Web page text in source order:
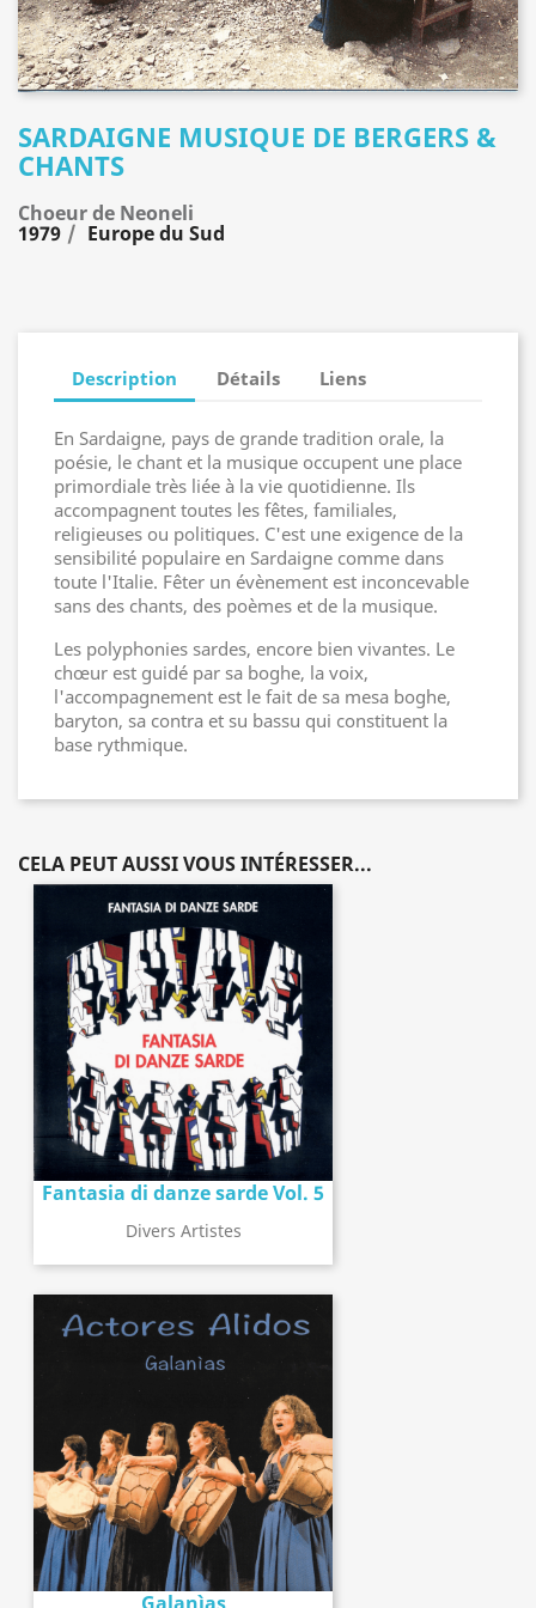
SARDAIGNE MUSIQUE DE BERGERS &
CHANTS
Choeur de Neoneli
1979 Europe du Sud
Description Détails Liens
En Sardaigne, pays de grande tradition orale, la
poésie, le chant et la musique occupent une place
primordiale très liée à la vie quotidienne. Ils
accompagnent toutes les fêtes, familiales,
religieuses ou politiques. C'est une exigence de la
sensibilité populaire en Sardaigne comme dans
toute l'Italie. Fêter un évènement est inconcevable
sans des chants, des poèmes et de la musique.
Les polyphonies sardes, encore bien vivantes. Le
chœur est guidé par sa boghe, la voix,
l'accompagnement est le fait de sa mesa boghe,
baryton, sa contra et su bassu qui constituent la
base rythmique.
CELA PEUT AUSSI VOUS INTÉRESSER...
Fantasia di danze sarde Vol. 5
Divers Artistes